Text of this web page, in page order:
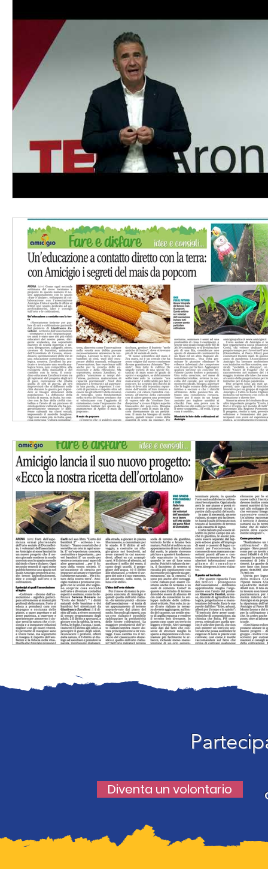
Diventa un volontario